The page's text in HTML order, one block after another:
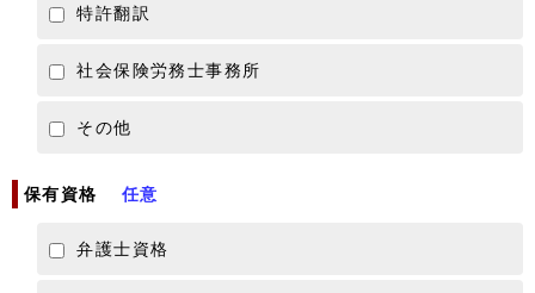
特許翻訳
社会保険労務士事務所
その他
保有資格 任意
弁護士資格